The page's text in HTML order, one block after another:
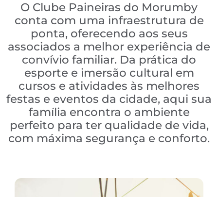
O Clube Paineiras do Morumby
conta com uma infraestrutura de
ponta, oferecendo aos seus
associados a melhor experiência de
convívio familiar. Da prática do
esporte e imersão cultural em
cursos e atividades às melhores
festas e eventos da cidade, aqui sua
família encontra o ambiente
perfeito para ter qualidade de vida,
com máxima segurança e conforto.